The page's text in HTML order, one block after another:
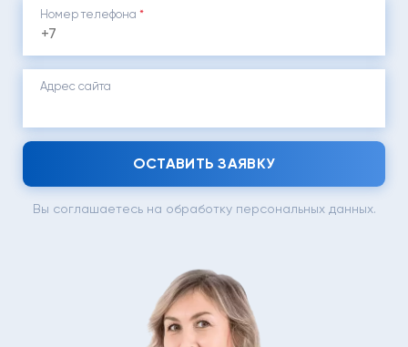
Номер телефона *
Адрес сайта
ОСТАВИТЬ ЗАЯВКУ
Вы соглашаетесь на обработку персональных данных.